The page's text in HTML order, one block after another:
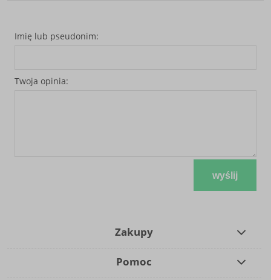
Imię lub pseudonim:
Twoja opinia:
wyślij
Zakupy
Pomoc